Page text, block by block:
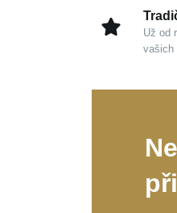
Už od
vašich